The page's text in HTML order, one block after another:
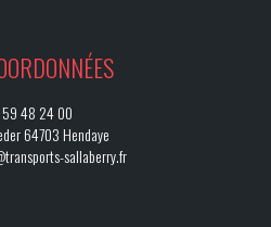
48 24 00
64703 Hendaye
sallaberry.fr